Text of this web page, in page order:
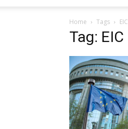
Home Tags EIC
Tag: EIC